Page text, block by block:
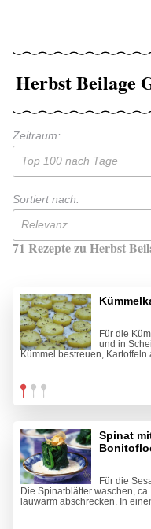
Herbst Beilage
Zeitraum:
Top 100 nach Tage
Sortiert nach:
Relevanz
71 Rezepte zu Herbst
Für die
und in
Kümmel bestreuen,
Spinat
Für die
Die Spinatblätter waschen,
lauwarm abschrecken. In